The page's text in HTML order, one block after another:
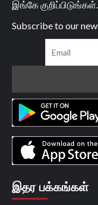
இங்கே குறிப்பிடுங்கள்.
Subscribe to our
இதர பக்கங்கள்